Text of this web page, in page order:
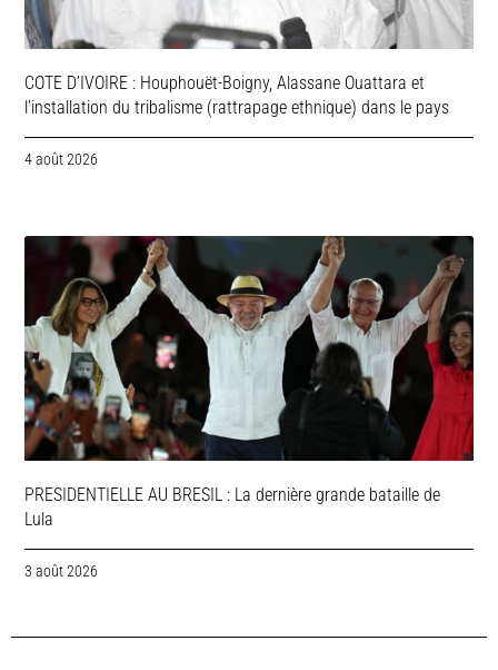
COTE D’IVOIRE : Houphouët-Boigny, Alassane Ouattara et
l’installation du tribalisme (rattrapage ethnique) dans le pays
4 août 2026
PRESIDENTIELLE AU BRESIL : La dernière grande bataille de
Lula
3 août 2026